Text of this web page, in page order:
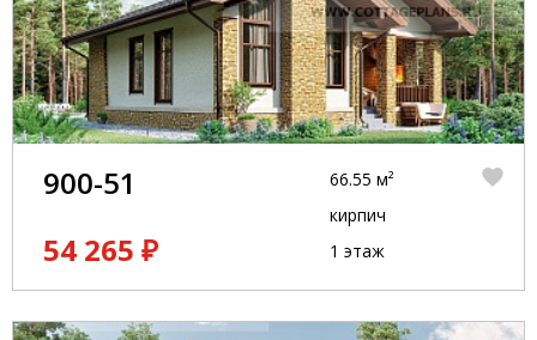
900-51
54 265 ₽
66.55 м²
кирпич
1 этаж